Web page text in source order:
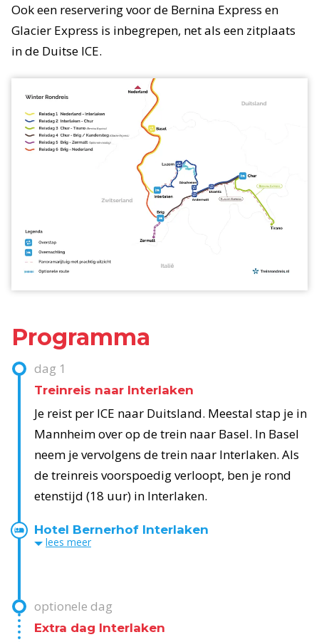
Ook een reservering voor de Bernina Express en
Glacier Express is inbegrepen, net als een zitplaats
in de Duitse ICE.
Programma
dag 1
Treinreis naar Interlaken
Je reist per ICE naar Duitsland. Meestal stap je in
Mannheim over op de trein naar Basel. In Basel
neem je vervolgens de trein naar Interlaken. Als
de treinreis voorspoedig verloopt, ben je rond
etenstijd (18 uur) in Interlaken.
Hotel Bernerhof Interlaken
lees meer
optionele dag
Extra dag Interlaken